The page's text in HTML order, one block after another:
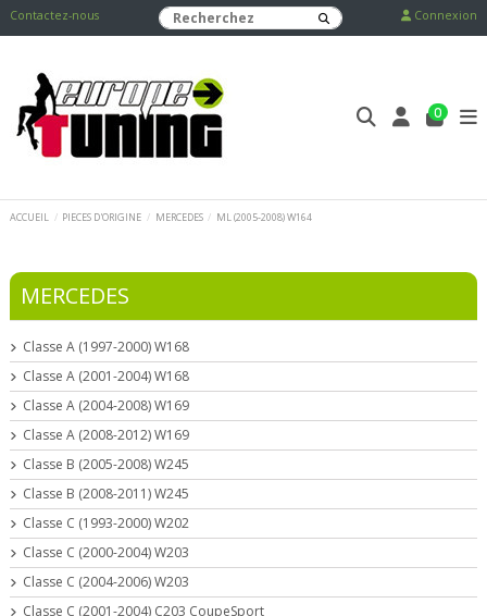
Contactez-nous Connexion
0
ACCUEIL PIECES D'ORIGINE MERCEDES ML (2005-2008) W164
MERCEDES
Classe A (1997-2000) W168
Classe A (2001-2004) W168
Classe A (2004-2008) W169
Classe A (2008-2012) W169
Classe B (2005-2008) W245
Classe B (2008-2011) W245
Classe C (1993-2000) W202
Classe C (2000-2004) W203
Classe C (2004-2006) W203
Classe C (2001-2004) C203 CoupeSport